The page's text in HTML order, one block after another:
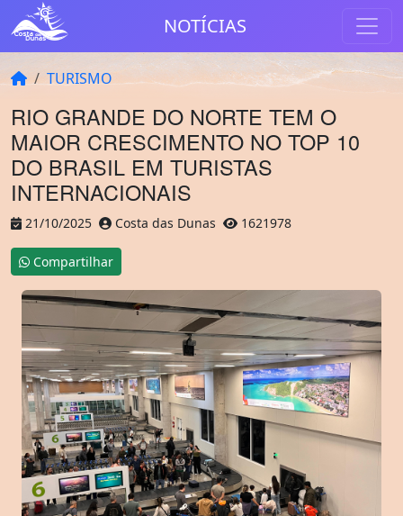
NOTÍCIAS
TURISMO
RIO GRANDE DO NORTE TEM O
MAIOR CRESCIMENTO NO TOP 10
DO BRASIL EM TURISTAS
INTERNACIONAIS
21/10/2025 Costa das Dunas 1621978
Compartilhar